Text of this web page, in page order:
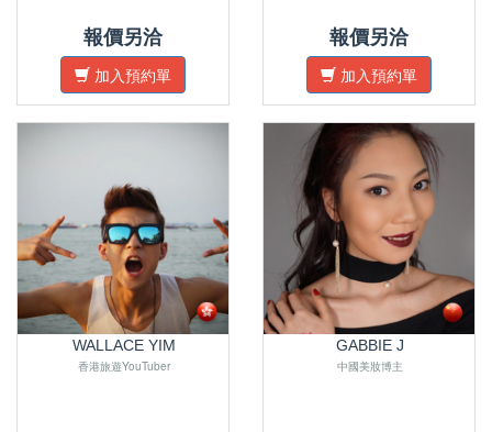
報價另洽
加入預約單
報價另洽
加入預約單
WALLACE YIM
香港旅遊YouTuber
GABBIE J
中國美妝博主